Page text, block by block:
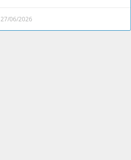
27/06/2026